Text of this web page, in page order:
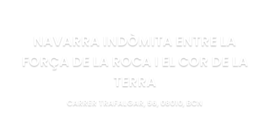
NAVARRA INDÒMITA ENTRE LA
FORÇA DE LA ROCA I EL COR DE LA
TERRA
CARRER TRAFALGAR, 56, 08010, BCN